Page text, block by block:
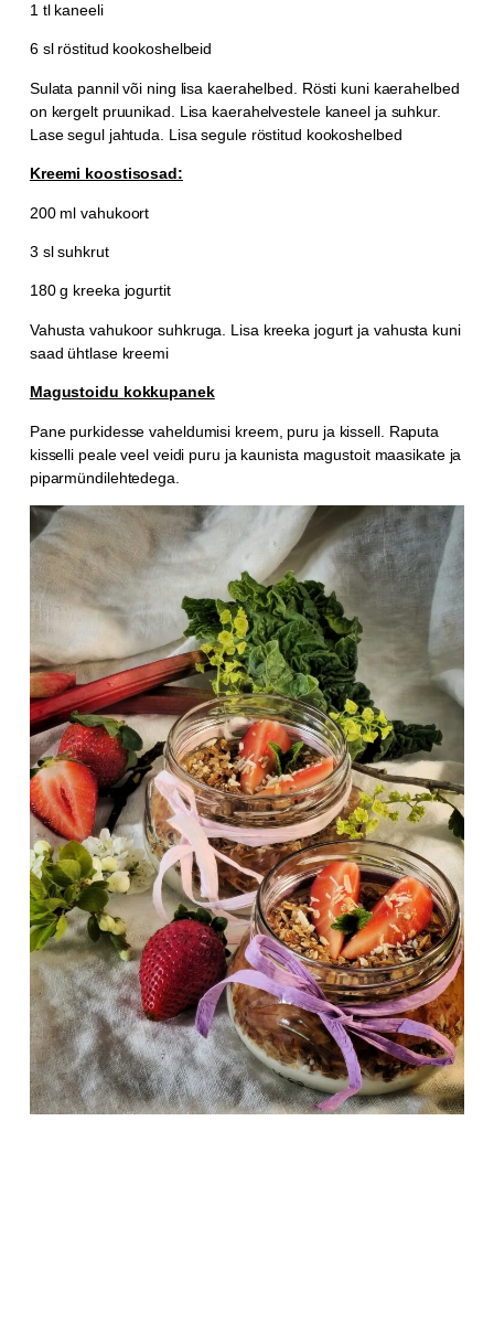
1 tl kaneeli
6 sl röstitud kookoshelbeid
Sulata pannil või ning lisa kaerahelbed. Rösti kuni kaerahelbed
on kergelt pruunikad. Lisa kaerahelvestele kaneel ja suhkur.
Lase segul jahtuda. Lisa segule röstitud kookoshelbed
Kreemi koostisosad:
200 ml vahukoort
3 sl suhkrut
180 g kreeka jogurtit
Vahusta vahukoor suhkruga. Lisa kreeka jogurt ja vahusta kuni
saad ühtlase kreemi
Magustoidu kokkupanek
Pane purkidesse vaheldumisi kreem, puru ja kissell. Raputa
kisselli peale veel veidi puru ja kaunista magustoit maasikate ja
piparmündilehtedega.